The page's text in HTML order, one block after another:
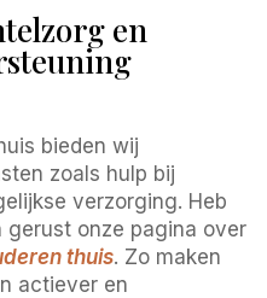
en
bieden wij
zoals hulp bij
verzorging. Heb
gerust onze pagina over
thuis. Zo maken
actiever en